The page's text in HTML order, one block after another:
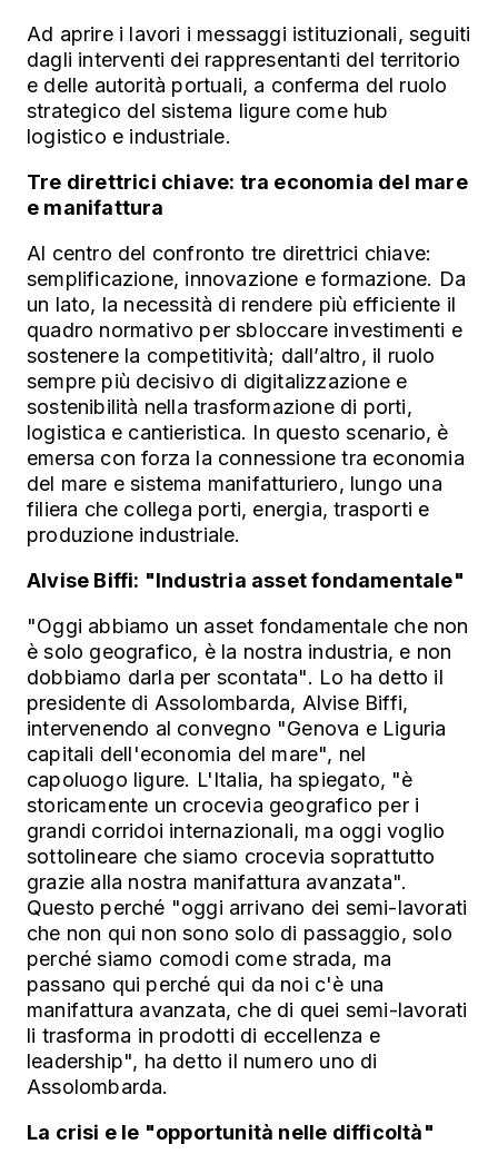
Ad aprire i lavori i messaggi istituzionali, seguiti
dagli interventi dei rappresentanti del territorio
e delle autorità portuali, a conferma del ruolo
strategico del sistema ligure come hub
logistico e industriale.
Tre direttrici chiave: tra economia del mare
e manifattura
Al centro del confronto tre direttrici chiave:
semplificazione, innovazione e formazione. Da
un lato, la necessità di rendere più efficiente il
quadro normativo per sbloccare investimenti e
sostenere la competitività; dall’altro, il ruolo
sempre più decisivo di digitalizzazione e
sostenibilità nella trasformazione di porti,
logistica e cantieristica. In questo scenario, è
emersa con forza la connessione tra economia
del mare e sistema manifatturiero, lungo una
filiera che collega porti, energia, trasporti e
produzione industriale.
Alvise Biffi: "Industria asset fondamentale"
"Oggi abbiamo un asset fondamentale che non
è solo geografico, è la nostra industria, e non
dobbiamo darla per scontata". Lo ha detto il
presidente di Assolombarda, Alvise Biffi,
intervenendo al convegno "Genova e Liguria
capitali dell'economia del mare", nel
capoluogo ligure. L'Italia, ha spiegato, "è
storicamente un crocevia geografico per i
grandi corridoi internazionali, ma oggi voglio
sottolineare che siamo crocevia soprattutto
grazie alla nostra manifattura avanzata".
Questo perché "oggi arrivano dei semi-lavorati
che non qui non sono solo di passaggio, solo
perché siamo comodi come strada, ma
passano qui perché qui da noi c'è una
manifattura avanzata, che di quei semi-lavorati
li trasforma in prodotti di eccellenza e
leadership", ha detto il numero uno di
Assolombarda.
La crisi e le "opportunità nelle difficoltà"